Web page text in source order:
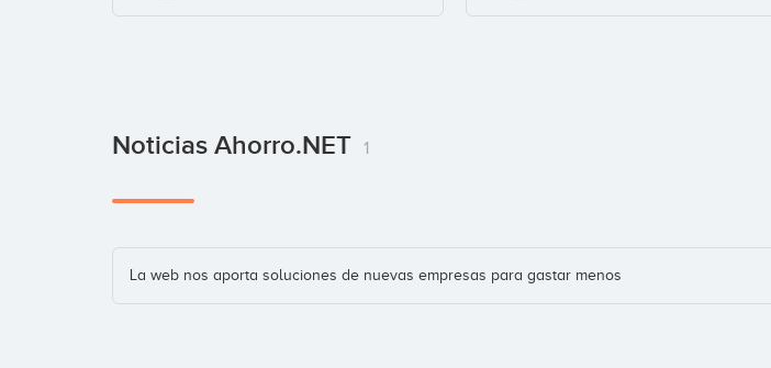
Noticias Ahorro.NET 1
La web nos aporta soluciones de nuevas empresas para gastar menos